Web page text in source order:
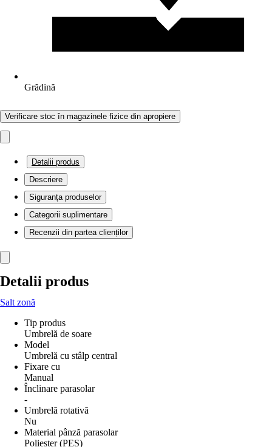
Grădină
Verificare stoc în magazinele fizice din apropiere
Detalii produs
Descriere
Siguranța produselor
Categorii suplimentare
Recenzii din partea clienților
Detalii produs
Salt zonă
Tip produs
Umbrelă de soare
Model
Umbrelă cu stâlp central
Fixare cu
Manual
Înclinare parasolar
-
Umbrelă rotativă
Nu
Material pânză parasolar
Poliester (PES)